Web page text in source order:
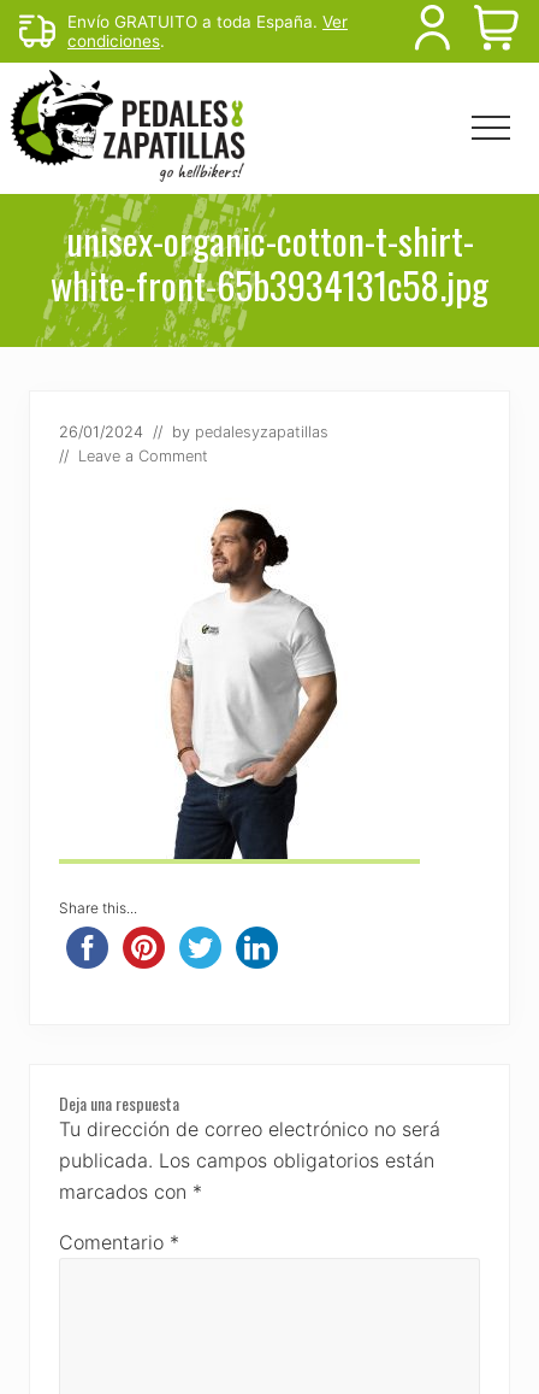
Menu
Skip
main
content
Skip
footer
Envío GRATUITO a toda España. Ver
condiciones.
Rutas
senderismo
para
escapar
Menu
unisex-organic-cotton-t-shirt-
white-front-65b3934131c58.jpg
26/01/2024 // by pedalesyzapatillas
// Leave a Comment
Share this...
Reader
Interactions
Deja una respuesta
Tu dirección de correo electrónico no será
publicada. Los campos obligatorios están
marcados con *
Comentario *